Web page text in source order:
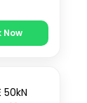
Now